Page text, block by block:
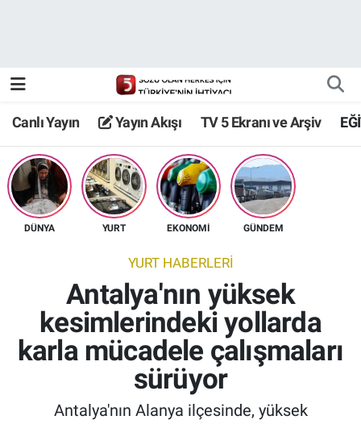
Canlı Yayın Yayın Akışı TV 5 Ekranı ve Arşiv
DÜNYA YURT EKONOMİ GÜNDEM
YURT HABERLERİ
Antalya'nın yüksek
kesimlerindeki yollarda
karla mücadele çalışmaları
sürüyor
Antalya'nın Alanya ilçesinde, yüksek
TV 5 Ekranı ve Arşiv